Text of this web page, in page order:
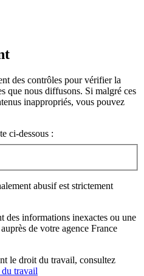
des contrôles pour vérifier la
que nous diffusons. Si malgré ces
inappropriés, vous pouvez
ci-dessous :
abusif est strictement
des informations inexactes ou une
de votre agence France
le droit du travail, consultez
travail